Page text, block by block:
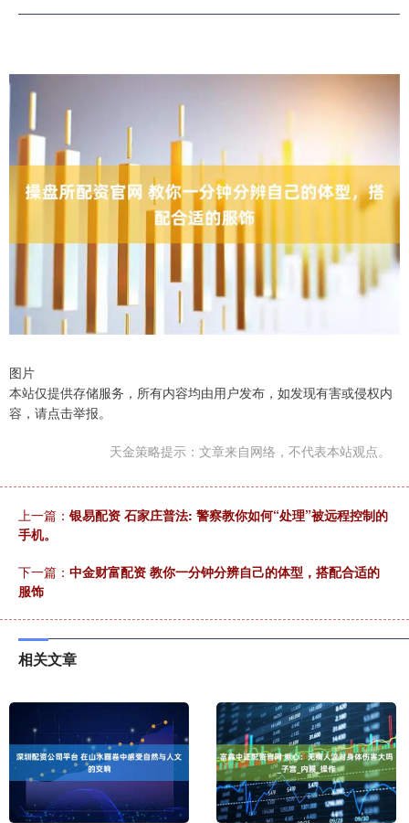
图片
本站仅提供存储服务，所有内容均由用户发布，如发现有害或侵权内
容，请点击举报。
天金策略提示：文章来自网络，不代表本站观点。
上一篇： 银易配资 石家庄普法: 警察教你如何“处理”被远程控制的
手机。
下一篇： 中金财富配资 教你一分钟分辨自己的体型，搭配合适的
服饰
相关文章